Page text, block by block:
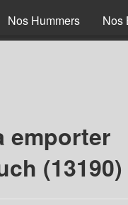
Nos Hummers Nos
emporter
(13190)